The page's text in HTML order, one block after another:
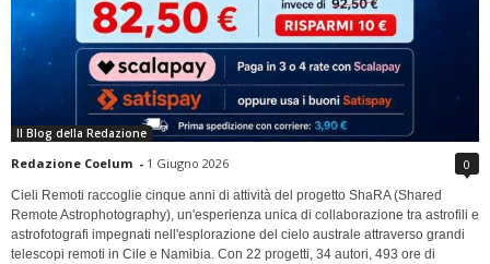
Il Blog della Redazione
Redazione Coelum - 1 Giugno 2026 0
Cieli Remoti raccoglie cinque anni di attività del progetto ShaRA (Shared
Remote Astrophotography), un'esperienza unica di collaborazione tra astrofili e
astrofotografi impegnati nell'esplorazione del cielo australe attraverso grandi
telescopi remoti in Cile e Namibia. Con 22 progetti, 34 autori, 493 ore di